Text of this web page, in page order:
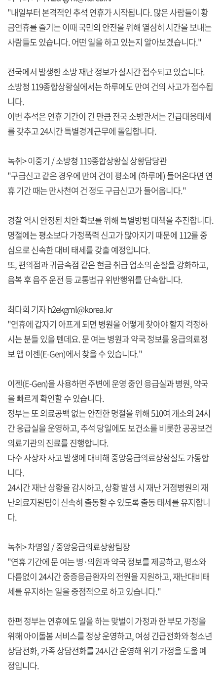
"내일부터 본격적인 추석 연휴가 시작됩니다. 많은 사람들이 황
금연휴를 즐기는 이때 국민의 안전을 위해 열심히 시간을 보내는
사람들도 있습니다. 어떤 일을 하고 있는지 알아보겠습니다."
전국에서 발생한 소방 재난 정보가 실시간 접수되고 있습니다.
소방청 119종합상황실에서는 하루에도 만여 건의 사고가 접수됩
니다.
이번 추석은 연휴 기간이 긴 만큼 전국 소방관서는 긴급대응태세
를 갖추고 24시간 특별경계근무에 돌입합니다.
녹취> 이중기 / 소방청 119종합상황실 상황담당관
"구급신고 같은 경우에 만여 건이 평소에 (하루에) 들어온다면 연
휴 기간 때는 만사천여 건 정도 구급신고가 들어옵니다."
경찰 역시 안정된 치안 확보를 위해 특별방범 대책을 추진합니다.
명절에는 평소보다 가정폭력 신고가 많아지기 때문에 112를 중
심으로 신속한 대비 태세를 갖출 예정입니다.
또, 편의점과 귀금속점 같은 현금 취급 업소의 순찰을 강화하고,
음복 후 음주 운전 등 교통법규 위반행위를 단속합니다.
최다희 기자 h2ekgml@korea.kr
"연휴에 갑자기 아프게 되면 병원을 어떻게 찾아야 할지 걱정하
시는 분들 있을 텐데요. 문 여는 병원과 약국 정보를 응급의료정
보 앱 이젠(E-Gen)에서 찾을 수 있습니다."
이젠(E-Gen)을 사용하면 주변에 운영 중인 응급실과 병원, 약국
을 빠르게 확인할 수 있습니다.
정부는 또 의료공백 없는 안전한 명절을 위해 510여 개소의 24시
간 응급실을 운영하고, 추석 당일에도 보건소를 비롯한 공공보건
의료기관의 진료를 진행합니다.
다수 사상자 사고 발생에 대비해 중앙응급의료상황실도 가동합
니다.
24시간 재난 상황을 감시하고, 상황 발생 시 재난 거점병원의 재
난의료지원팀이 신속히 출동할 수 있도록 출동 태세를 유지합니
다.
녹취> 차명일 / 중앙응급의료상황팀장
"연휴 기간에 문 여는 병·의원과 약국 정보를 제공하고, 평소와
다름없이 24시간 중증응급환자의 전원을 지원하고, 재난대비태
세를 유지하는 일을 중점적으로 하고 있습니다."
한편 정부는 연휴에도 일을 하는 맞벌이 가정과 한 부모 가정을
위해 아이돌봄 서비스를 정상 운영하고, 여성 긴급전화와 청소년
상담전화, 가족 상담전화를 24시간 운영해 위기 가정을 도울 예
정입니다.